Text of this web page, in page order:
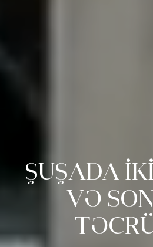
ŞUŞADA
VƏ